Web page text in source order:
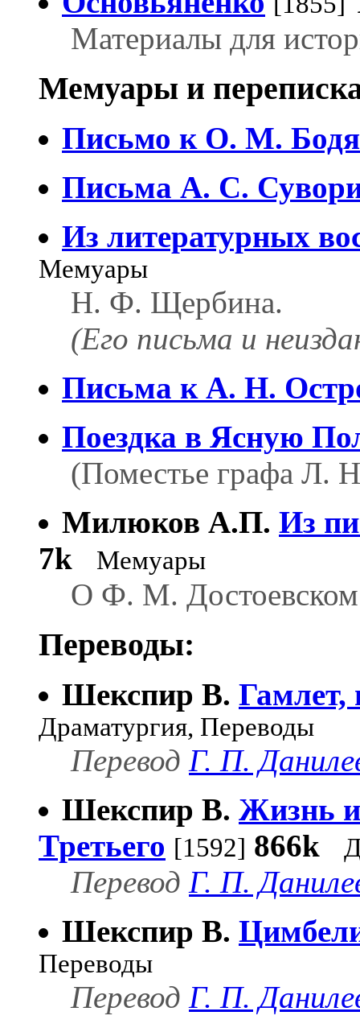
Материалы для
Мемуары и
Письмо к О. М.
Письма А. С.
Из литературных
Мемуары
Н. Ф. Щербина.
(Его письма и
Письма к А. Н.
Поездка в Ясную
(Поместье графа Л.
Милюков А.П. Из
7k
Мемуары
О Ф. М. Достоевском
Переводы:
Шекспир В. Гамлет,
Драматургия, Переводы
Перевод Г. П.
Шекспир В. Жизнь и
Третьего [1592] 866k
Перевод Г. П.
Шекспир В.
Переводы
Перевод Г. П.